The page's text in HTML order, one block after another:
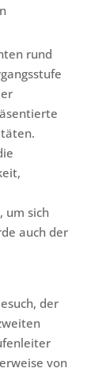
rund
um sich
auch der
der
von